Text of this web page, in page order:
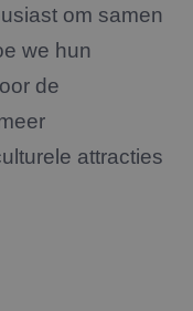
om samen
we hun
de
attracties